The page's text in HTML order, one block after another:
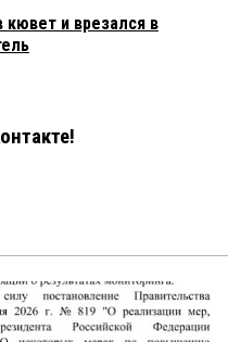
и врезался в